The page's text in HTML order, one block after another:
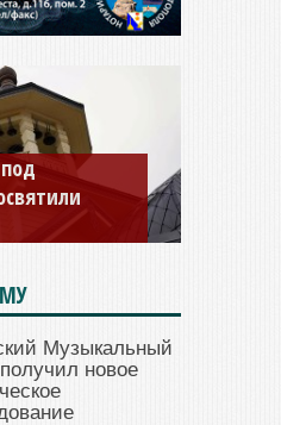
Косьмы
вновь
Музыкальный
новое